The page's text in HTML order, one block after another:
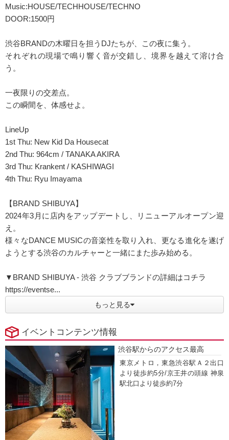
Music:HOUSE/TECHHOUSE/TECHNO
DOOR:1500円
渋谷BRANDの木曜日を担うDJたちが、この夜に集う。
それぞれの現場で鳴り響く音が交錯し、境界を越えて溶け合
う。
一夜限りの交差点。
この瞬間を、体感せよ。
LineUp
1st Thu: New Kid Da Housecat
2nd Thu: 964cm / TANAKA AKIRA
3rd Thu: Krankent / KASHIWAGI
4th Thu: Ryu Imayama
【BRAND SHIBUYA】
2024年3月に店内をアップデートし、リニューアルオープン迎
え。
様々なDANCE MUSICの音楽性を取り入れ、更なる進化を遂げ
ようとする渋谷のカルチャーと一緒にまた歩み始める。
▼BRAND SHIBUYA - 渋谷 クラブブランドの詳細はコチラ
https://eventse...
もっと見る
イベントコンテンツ情報
渋谷駅からのアクセス最高
東京メトロ，東急渋谷駅Ａ２出口
より徒歩約5分/京王井の頭線 神泉
駅北口より徒歩約7分